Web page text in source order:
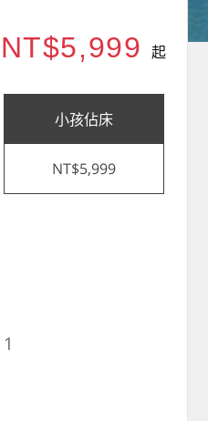
NT$5,999 起
小孩佔床
NT$5,999